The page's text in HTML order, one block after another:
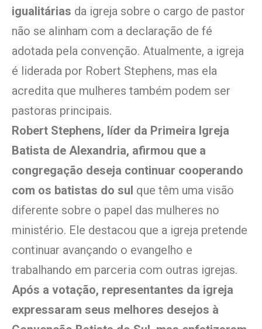
igualitárias da igreja sobre o cargo de pastor
não se alinham com a declaração de fé
adotada pela convenção. Atualmente, a igreja
é liderada por Robert Stephens, mas ela
acredita que mulheres também podem ser
pastoras principais.
Robert Stephens, líder da Primeira Igreja
Batista de Alexandria, afirmou que a
congregação deseja continuar cooperando
com os batistas do sul que têm uma visão
diferente sobre o papel das mulheres no
ministério. Ele destacou que a igreja pretende
continuar avançando o evangelho e
trabalhando em parceria com outras igrejas.
Após a votação, representantes da igreja
expressaram seus melhores desejos à